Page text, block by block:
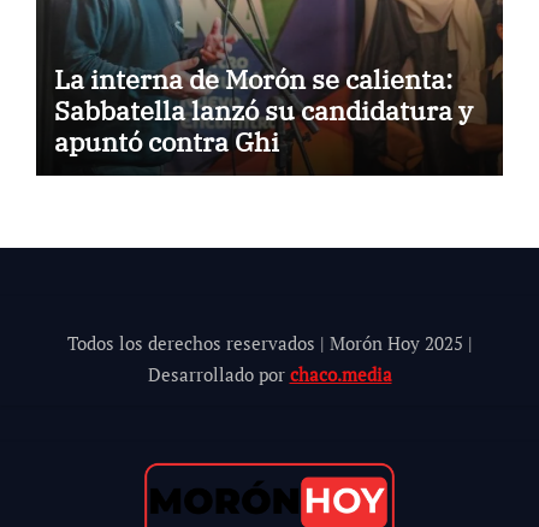
La interna de Morón se calienta:
Sabbatella lanzó su candidatura y
apuntó contra Ghi
Todos los derechos reservados | Morón Hoy 2025 |
Desarrollado por chaco.media